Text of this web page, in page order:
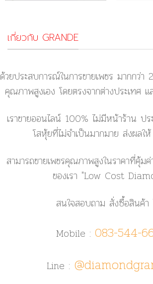
เกี่ยวกับ GRANDE
ด้วยประสบการณ์ในการขายเพชร มากกว่า
คุณภาพสูงเอง โดยตรงจากต่างประเทศ
เราขายออนไลน์ 100% ไม่มีหน้าร้าน ปร
โสหุ้ยที่ไม่จำเป็นมากมาย ส่งผลใ
สามารถขายเพชรคุณภาพสูงในราคาที่คุ้
ของเรา "Low Cost
สนใจสอบถาม สั่งซื้อสินค้า
Mobile : 083-544-
Line :